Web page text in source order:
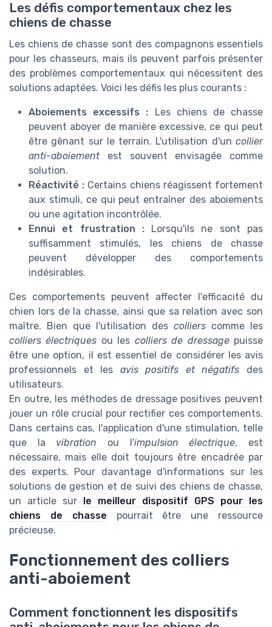
Les défis comportementaux chez les
chiens de chasse
Les chiens de chasse sont des compagnons essentiels
pour les chasseurs, mais ils peuvent parfois présenter
des problèmes comportementaux qui nécessitent des
solutions adaptées. Voici les défis les plus courants :
Aboiements excessifs : Les chiens de chasse
peuvent aboyer de manière excessive, ce qui peut
être gênant sur le terrain. L'utilisation d'un collier
anti-aboiementest souvent envisagée comme
solution.
Réactivité : Certains chiens réagissent fortement
aux stimuli, ce qui peut entraîner des aboiements
ou une agitation incontrôlée.
Ennui et frustration :Lorsqu'ils ne sont pas
suffisamment stimulés, les chiens de chasse
peuvent développer des comportements
indésirables.
Ces comportements peuvent affecter l'efficacité du
chien lors de la chasse, ainsi que sa relation avec son
maître. Bien que l'utilisation des colliers comme les
colliers électriques ou les colliers de dressagepuisse
être une option, il est essentiel de considérer les avis
professionnels et les avis positifs et négatifs des
utilisateurs.
En outre, les méthodes de dressage positives peuvent
jouer un rôle crucial pour rectifier ces comportements.
Dans certains cas, l'application d'une stimulation, telle
que la vibration ou l'impulsion électrique, est
nécessaire, mais elle doit toujours être encadrée par
des experts. Pour davantage d'informations sur les
solutions de gestion et de suivi des chiens de chasse,
un article sur le meilleur dispositif GPS pour les
chiens de chasse pourrait être une ressource
précieuse.
Fonctionnement des colliers
anti-aboiement
Comment fonctionnent les dispositifs